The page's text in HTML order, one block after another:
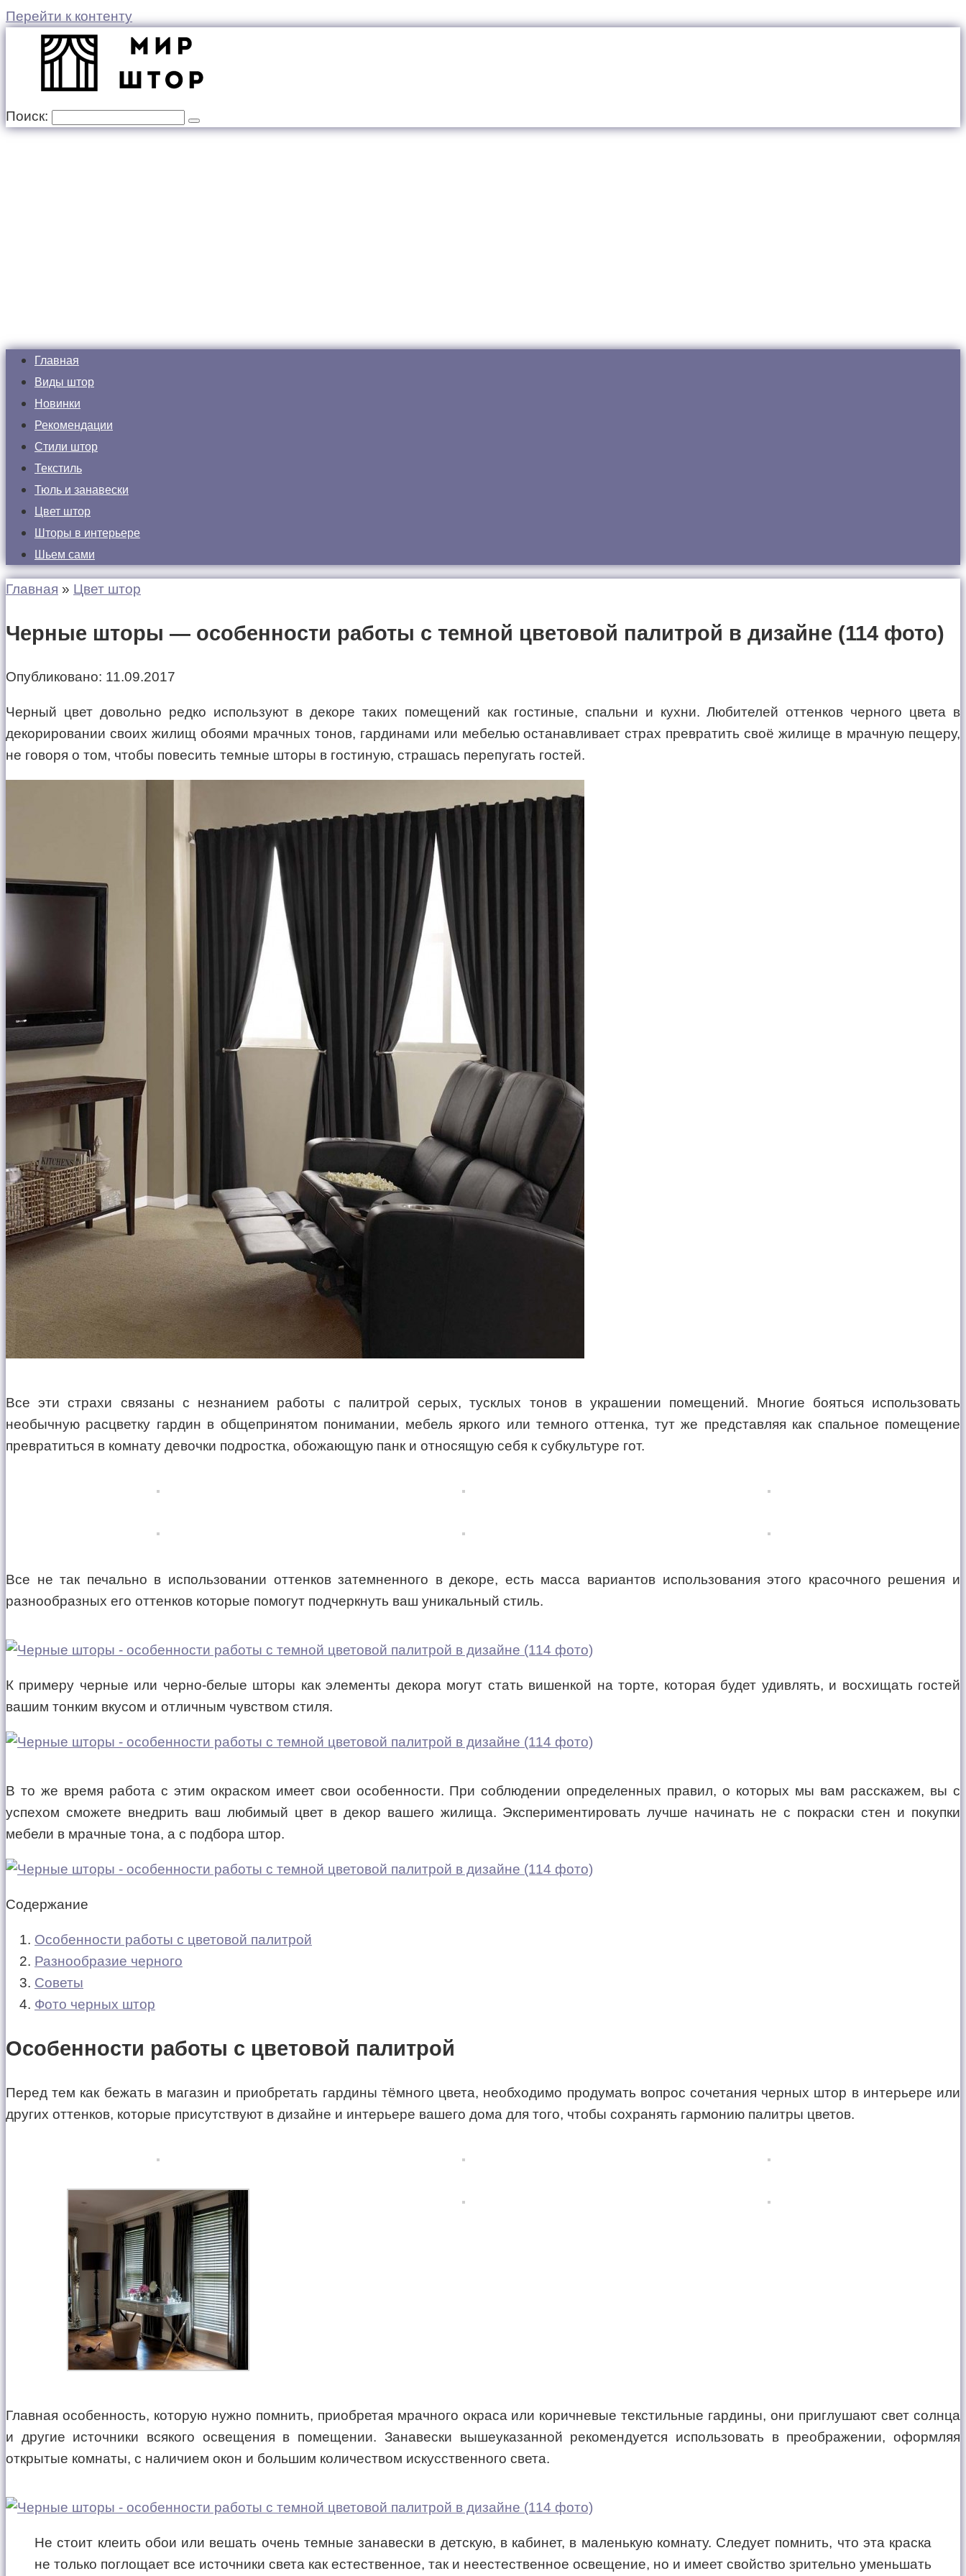
Перейти к контенту
Поиск:
Главная
Виды штор
Новинки
Рекомендации
Стили штор
Текстиль
Тюль и занавески
Цвет штор
Шторы в интерьере
Шьем сами
Главная » Цвет штор
Черные шторы — особенности работы с темной цветовой палитрой в дизайне (114 фото)
Опубликовано: 11.09.2017
Черный цвет довольно редко используют в декоре таких помещений как гостиные, спальни и кухни. Любителей оттенков черного цвета в
декорировании своих жилищ обоями мрачных тонов, гардинами или мебелью останавливает страх превратить своё жилище в мрачную пещеру,
не говоря о том, чтобы повесить темные шторы в гостиную, страшась перепугать гостей.
Все эти страхи связаны с незнанием работы с палитрой серых, тусклых тонов в украшении помещений. Многие бояться использовать
необычную расцветку гардин в общепринятом понимании, мебель яркого или темного оттенка, тут же представляя как спальное помещение
превратиться в комнату девочки подростка, обожающую панк и относящую себя к субкультуре гот.
Все не так печально в использовании оттенков затемненного в декоре, есть масса вариантов использования этого красочного решения и
разнообразных его оттенков которые помогут подчеркнуть ваш уникальный стиль.
К примеру черные или черно-белые шторы как элементы декора могут стать вишенкой на торте, которая будет удивлять, и восхищать гостей
вашим тонким вкусом и отличным чувством стиля.
В то же время работа с этим окраском имеет свои особенности. При соблюдении определенных правил, о которых мы вам расскажем, вы с
успехом сможете внедрить ваш любимый цвет в декор вашего жилища. Экспериментировать лучше начинать не с покраски стен и покупки
мебели в мрачные тона, а с подбора штор.
Содержание
Особенности работы с цветовой палитрой
Разнообразие черного
Советы
Фото черных штор
Особенности работы с цветовой палитрой
Перед тем как бежать в магазин и приобретать гардины тёмного цвета, необходимо продумать вопрос сочетания черных штор в интерьере или
других оттенков, которые присутствуют в дизайне и интерьере вашего дома для того, чтобы сохранять гармонию палитры цветов.
Главная особенность, которую нужно помнить, приобретая мрачного окраса или коричневые текстильные гардины, они приглушают свет солнца
и другие источники всякого освещения в помещении. Занавески вышеуказанной рекомендуется использовать в преображении, оформляя
открытые комнаты, с наличием окон и большим количеством искусственного света.
Не стоит клеить обои или вешать очень темные занавески в детскую, в кабинет, в маленькую комнату. Следует помнить, что эта краска
не только поглощает все источники света как естественное, так и неестественное освещение, но и имеет свойство зрительно уменьшать